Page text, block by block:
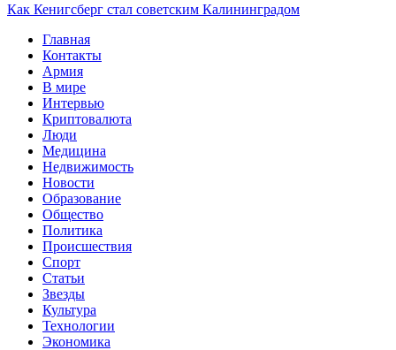
Как Кенигсберг стал советским Калининградом
Главная
Контакты
Армия
В мире
Интервью
Криптовалюта
Люди
Медицина
Недвижимость
Новости
Образование
Общество
Политика
Происшествия
Спорт
Статьи
Звезды
Культура
Технологии
Экономика